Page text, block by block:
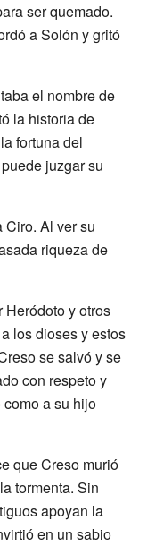
ser quemado.
a Solón y gritó
el nombre de
la historia de
fortuna del
juzgar su
Ciro. Al ver su
riqueza de
Heródoto y otros
los dioses y estos
se salvó y se
con respeto y
a su hijo
que Creso murió
tormenta. Sin
apoyan la
en un sabio